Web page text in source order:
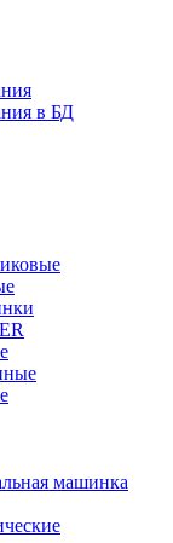
в БД
машинка